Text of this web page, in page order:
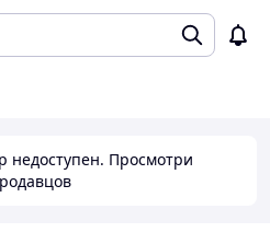
недоступен. Просмотри